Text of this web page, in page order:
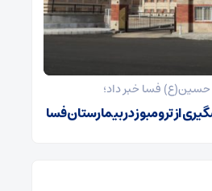
حسین(ع) فسا خبر داد؛
از ترومبوز در بیمارستان فسا